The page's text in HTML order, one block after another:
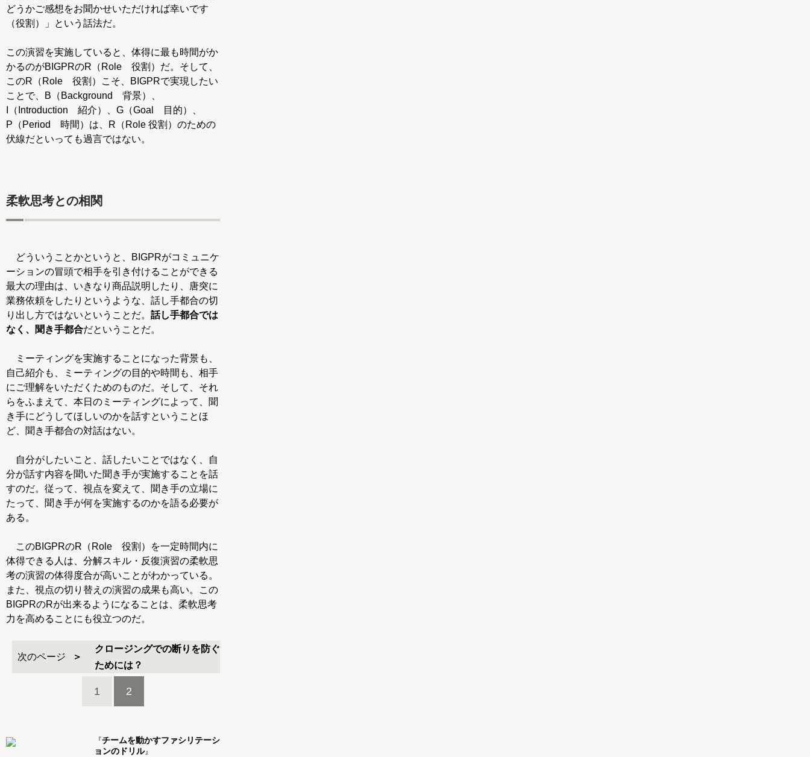
どうかご感想をお聞かせいただければ幸いです
（役割）」という話法だ。
この演習を実施していると、体得に最も時間がか
かるのがBIGPRのR（Role 役割）だ。そして、
このR（Role 役割）こそ、BIGPRで実現したい
ことで、B（Background 背景）、
I（Introduction 紹介）、G（Goal 目的）、
P（Period 時間）は、R（Role 役割）のための
伏線だといっても過言ではない。
柔軟思考との相関
どういうことかというと、BIGPRがコミュニケ
ーションの冒頭で相手を引き付けることができる
最大の理由は、いきなり商品説明したり、唐突に
業務依頼をしたりというような、話し手都合の切
り出し方ではないということだ。 話し手都合では
なく、聞き手都合だということだ。
ミーティングを実施することになった背景も、
自己紹介も、ミーティングの目的や時間も、相手
にご理解をいただくためのものだ。そして、それ
らをふまえて、本日のミーティングによって、聞
き手にどうしてほしいのかを話すということほ
ど、聞き手都合の対話はない。
自分がしたいこと、話したいことではなく、自
分が話す内容を聞いた聞き手が実施することを話
すのだ。従って、視点を変えて、聞き手の立場に
たって、聞き手が何を実施するのかを語る必要が
ある。
このBIGPRのR（Role 役割）を一定時間内に
体得できる人は、分解スキル・反復演習の柔軟思
考の演習の体得度合が高いことがわかっている。
また、視点の切り替えの演習の成果も高い。この
BIGPRのRが出来るようになることは、柔軟思考
力を高めることにも役立つのだ。
次のページ
クロージングでの断りを防ぐ
ためには？
1 2
『チームを動かすファシリテーシ
ョンのドリル』